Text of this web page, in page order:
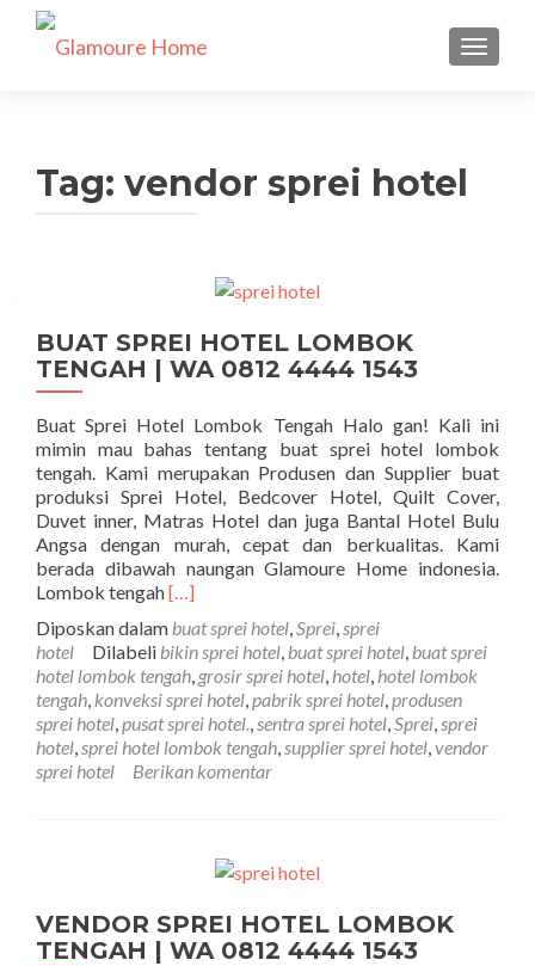
TUKAR
Tag: vendor sprei hotel
BUAT SPREI HOTEL LOMBOK
TENGAH | WA 0812 4444 1543
Buat Sprei Hotel Lombok Tengah Halo gan! Kali ini
mimin mau bahas tentang buat sprei hotel lombok
tengah. Kami merupakan Produsen dan Supplier buat
produksi Sprei Hotel, Bedcover Hotel, Quilt Cover,
Duvet inner, Matras Hotel dan juga Bantal Hotel Bulu
Angsa dengan murah, cepat dan berkualitas. Kami
berada dibawah naungan Glamoure Home indonesia.
Lombok tengahSelengkapnya tentangBUAT SPREI
[…]
Diposkan dalam buat sprei hotel,Sprei,sprei
hotel
Dilabeli bikin sprei hotel, buat sprei hotel, buat sprei
hotel lombok tengah, grosir sprei hotel, hotel, hotel lombok
tengah, konveksi sprei hotel,pabrik sprei hotel,produsen
sprei hotel,pusat sprei hotel.,sentra sprei hotel,Sprei,sprei
hotel,sprei hotel lombok tengah,supplier sprei hotel,vendor
sprei hotel
Berikan komentar
VENDOR SPREI HOTEL LOMBOK
TENGAH | WA 0812 4444 1543